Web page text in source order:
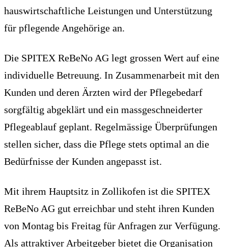
hauswirtschaftliche Leistungen und Unterstützung
für pflegende Angehörige an.
Die SPITEX ReBeNo AG legt grossen Wert auf eine
individuelle Betreuung. In Zusammenarbeit mit den
Kunden und deren Ärzten wird der Pflegebedarf
sorgfältig abgeklärt und ein massgeschneiderter
Pflegeablauf geplant. Regelmässige Überprüfungen
stellen sicher, dass die Pflege stets optimal an die
Bedürfnisse der Kunden angepasst ist.
Mit ihrem Hauptsitz in Zollikofen ist die SPITEX
ReBeNo AG gut erreichbar und steht ihren Kunden
von Montag bis Freitag für Anfragen zur Verfügung.
Als attraktiver Arbeitgeber bietet die Organisation